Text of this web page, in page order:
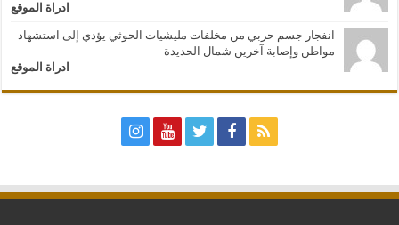
ادراة الموقع
انفجار جسم حربي من مخلفات مليشيات الحوثي يؤدي إلى استشهاد
مواطن وإصابة آخرين شمال الحديدة
ادراة الموقع